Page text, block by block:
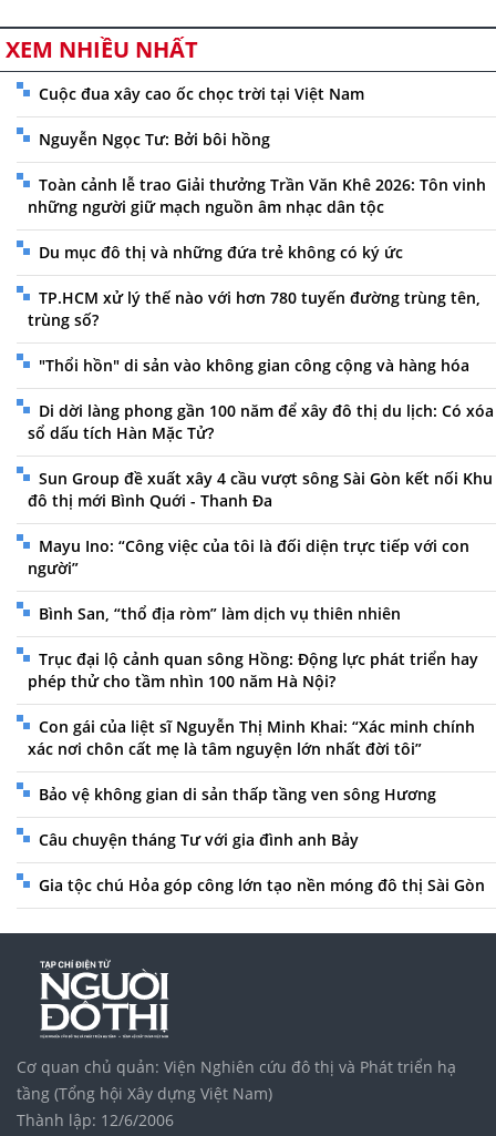
XEM NHIỀU NHẤT
Cuộc đua xây cao ốc chọc trời tại Việt Nam
Nguyễn Ngọc Tư: Bởi bôi hồng
Toàn cảnh lễ trao Giải thưởng Trần Văn Khê 2026: Tôn vinh
những người giữ mạch nguồn âm nhạc dân tộc
Du mục đô thị và những đứa trẻ không có ký ức
TP.HCM xử lý thế nào với hơn 780 tuyến đường trùng tên,
trùng số?
"Thổi hồn" di sản vào không gian công cộng và hàng hóa
Di dời làng phong gần 100 năm để xây đô thị du lịch: Có xóa
sổ dấu tích Hàn Mặc Tử?
Sun Group đề xuất xây 4 cầu vượt sông Sài Gòn kết nối Khu
đô thị mới Bình Quới - Thanh Đa
Mayu Ino: “Công việc của tôi là đối diện trực tiếp với con
người”
Bình San, “thổ địa ròm” làm dịch vụ thiên nhiên
Trục đại lộ cảnh quan sông Hồng: Động lực phát triển hay
phép thử cho tầm nhìn 100 năm Hà Nội?
Con gái của liệt sĩ Nguyễn Thị Minh Khai: “Xác minh chính
xác nơi chôn cất mẹ là tâm nguyện lớn nhất đời tôi”
Bảo vệ không gian di sản thấp tầng ven sông Hương
Câu chuyện tháng Tư với gia đình anh Bảy
Gia tộc chú Hỏa góp công lớn tạo nền móng đô thị Sài Gòn
Cơ quan chủ quản: Viện Nghiên cứu đô thị và Phát triển hạ
tầng (Tổng hội Xây dựng Việt Nam)
Thành lập: 12/6/2006